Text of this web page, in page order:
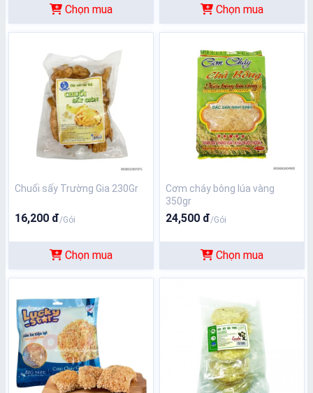
Chọn mua Chọn mua
Chuối sấy Trường Gia 230Gr
16,200 đ/Gói
Chọn mua
Cơm cháy bông lúa vàng
350gr
24,500 đ/Gói
Chọn mua